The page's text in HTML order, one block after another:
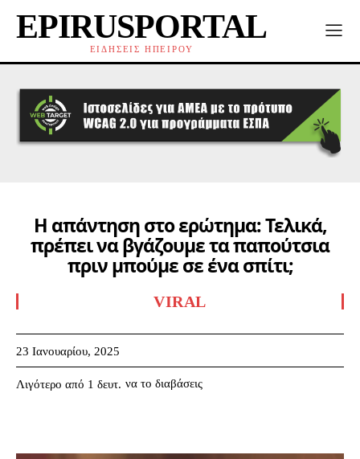
EPIRUSPORTAL
ΕΙΔΗΣΕΙΣ ΗΠΕΙΡΟΥ
Η απάντηση στο ερώτημα: Τελικά,
πρέπει να βγάζουμε τα παπούτσια
πριν μπούμε σε ένα σπίτι;
VIRAL
23 Ιανουαρίου, 2025
Λιγότερο από 1 δευτ. να το διαβάσεις